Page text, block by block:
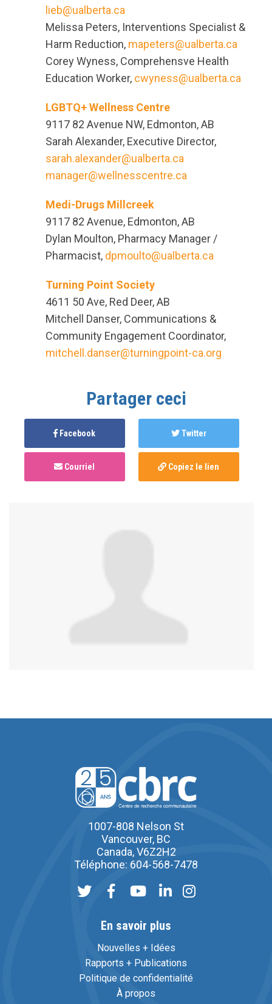
lieb@ualberta.ca
Melissa Peters, Interventions Specialist &
Harm Reduction, mapeters@ualberta.ca
Corey Wyness, Comprehensve Health
Education Worker, cwyness@ualberta.ca
LGBTQ+ Wellness Centre
9117 82 Avenue NW, Edmonton, AB
Sarah Alexander, Executive Director,
sarah.alexander@ualberta.ca
manager@wellnesscentre.ca
Medi-Drugs Millcreek
9117 82 Avenue, Edmonton, AB
Dylan Moulton, Pharmacy Manager /
Pharmacist, dpmoulto@ualberta.ca
Turning Point Society
4611 50 Ave, Red Deer, AB
Mitchell Danser, Communications &
Community Engagement Coordinator,
mitchell.danser@turningpoint-ca.org
Partager ceci
Facebook Twitter
Courriel Copiez le lien
1007-808 Nelson St
Vancouver, BC
Canada, V6Z2H2
Téléphone: 604-568-7478
En savoir plus
Nouvelles + Idées
Rapports + Publications
Politique de confidentialité
À propos